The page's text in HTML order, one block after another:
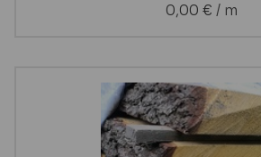
0,00 € / m